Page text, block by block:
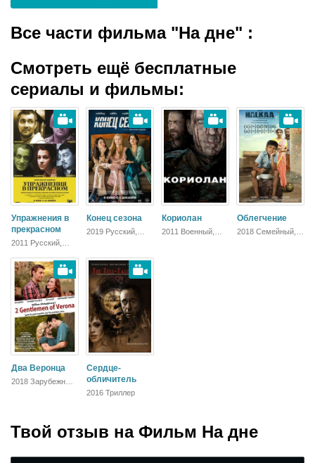
Все части фильма "На дне" :
Смотреть ещё бесплатные
сериалы и фильмы:
Упражнения в
прекрасном
2011 Русский,
Конец сезона
2019 Русский,
Кориолан
2011 Военный,
Облегчение
2018 Семейный,
Два Веронца
2018 Зарубежный,
Сердце-
обличитель
2016 Триллер
Твой отзыв на Фильм На дне